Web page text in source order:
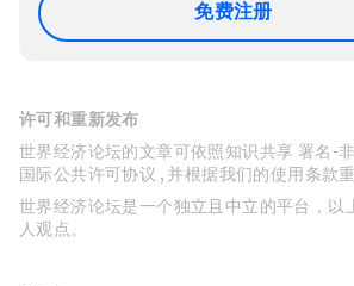
免费注册
许可和重新发布
世界经济论坛的文章可依照知识共享 署名-
国际公共许可协议 , 并根据我们的使用条款重
世界经济论坛是一个独立且中立的平台，以
人观点。